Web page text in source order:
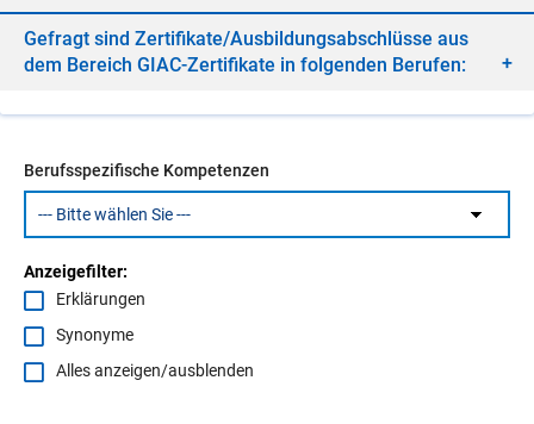
Ge­fragt sind Zer­ti­fi­ka­te/​Aus­bil­dungs­ab­schlüs­se aus
dem Be­reich GIAC-Zer­ti­fi­ka­te in fol­gen­den Be­ru­fen:
Berufsspezifische Kompetenzen
Anzeigefilter:
Erklärungen
Synonyme
Alles anzeigen/ausblenden